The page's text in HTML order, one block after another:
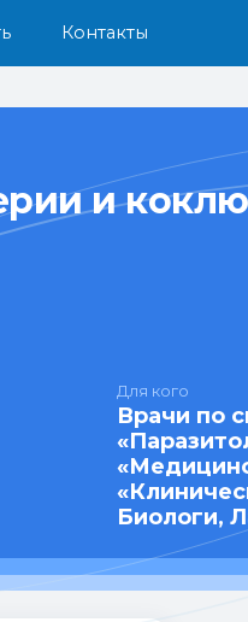
Для кого
Врачи по
Биологи,
и